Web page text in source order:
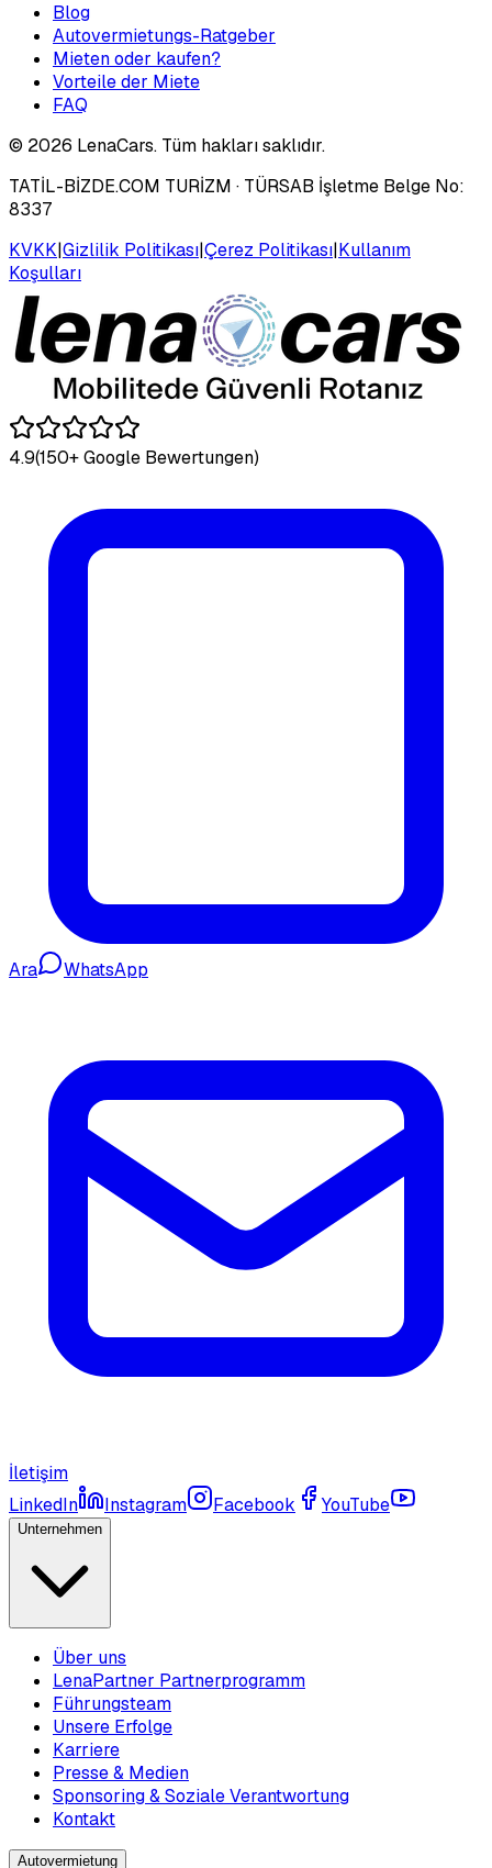
Blog
Autovermietungs-Ratgeber
Mieten oder kaufen?
Vorteile der Miete
FAQ
© 2026 LenaCars. Tüm hakları saklıdır.
TATİL-BİZDE.COM TURİZM · TÜRSAB İşletme Belge No:
8337
KVKK|Gizlilik Politikası|Çerez Politikası|Kullanım
Koşulları
4.9(150+ Google Bewertungen)
Ara WhatsApp
İletişim
LinkedIn
Instagram Facebook YouTube
Unternehmen
Über uns
LenaPartner Partnerprogramm
Führungsteam
Unsere Erfolge
Karriere
Presse & Medien
Sponsoring & Soziale Verantwortung
Kontakt
Autovermietung